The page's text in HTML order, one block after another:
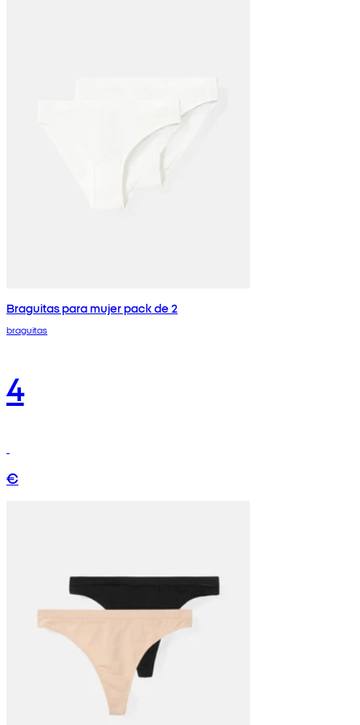
Braguitas para mujer pack de 2
braguitas
4
€